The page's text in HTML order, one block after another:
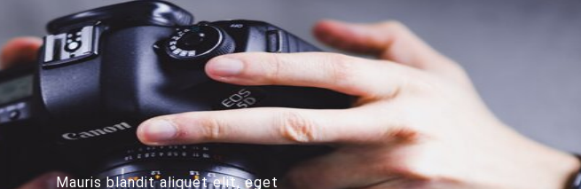
Mauris blandit aliquet elit, eget